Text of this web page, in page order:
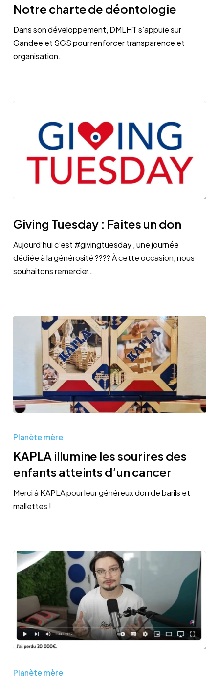
déontologie
Notre charte de déontologie
Dans son développement, DMLHT s’appuie sur
Gandee et SGS pour renforcer transparence et
organisation.
Tuesday
:
Faites
un
don
Giving Tuesday : Faites un don
Aujourd’hui c’est #givingtuesday , une journée
dédiée à la générosité ???? À cette occasion, nous
souhaitons remercier…
illumine
sourires
des
atteints
d’un
Planète mère
KAPLA illumine les sourires des
enfants atteints d’un cancer
Merci à KAPLA pour leur généreux don de barils et
mallettes !
Youtubeur
Planète mère